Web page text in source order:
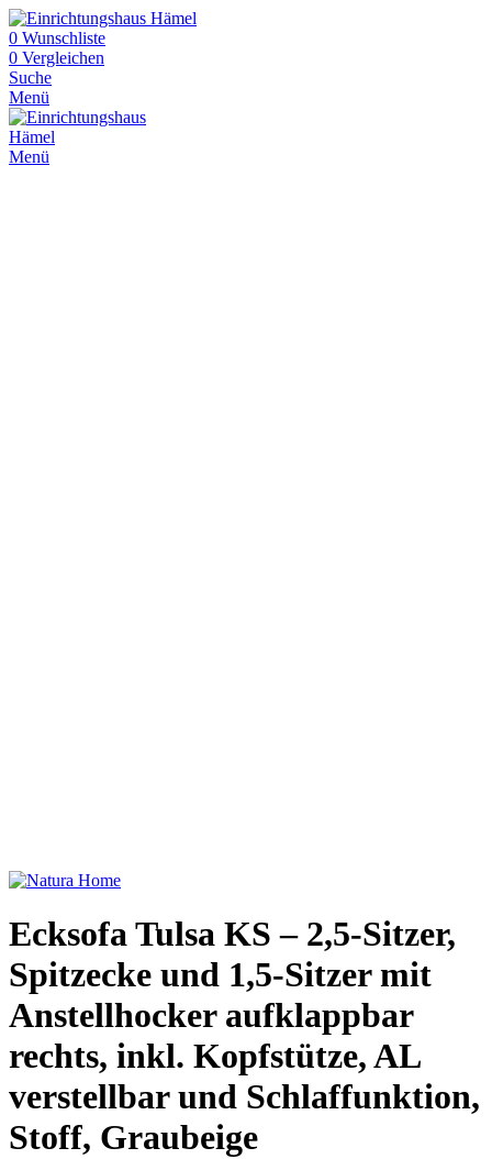
0 Wunschliste
0 Vergleichen
Suche
Menü
Menü
Ecksofa Tulsa KS – 2,5-Sitzer,
Spitzecke und 1,5-Sitzer mit
Anstellhocker aufklappbar
rechts, inkl. Kopfstütze, AL
verstellbar und Schlaffunktion,
Stoff, Graubeige